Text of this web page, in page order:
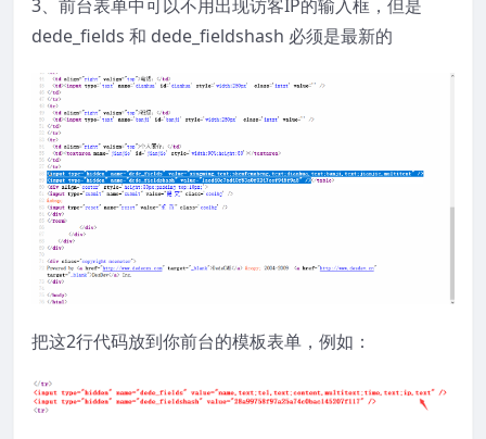
3、前台表单中可以不用出现访客IP的输入框，但是
dede_fields 和 dede_fieldshash 必须是最新的
把这2行代码放到你前台的模板表单，例如：